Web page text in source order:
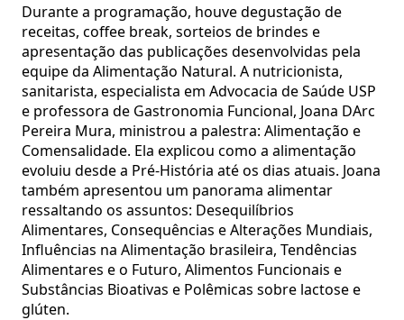
Durante a programação, houve degustação de
receitas, coffee break, sorteios de brindes e
apresentação das publicações desenvolvidas pela
equipe da Alimentação Natural. A nutricionista,
sanitarista, especialista em Advocacia de Saúde USP
e professora de Gastronomia Funcional, Joana DArc
Pereira Mura, ministrou a palestra: Alimentação e
Comensalidade. Ela explicou como a alimentação
evoluiu desde a Pré-História até os dias atuais. Joana
também apresentou um panorama alimentar
ressaltando os assuntos: Desequilíbrios
Alimentares, Consequências e Alterações Mundiais,
Influências na Alimentação brasileira, Tendências
Alimentares e o Futuro, Alimentos Funcionais e
Substâncias Bioativas e Polêmicas sobre lactose e
glúten.